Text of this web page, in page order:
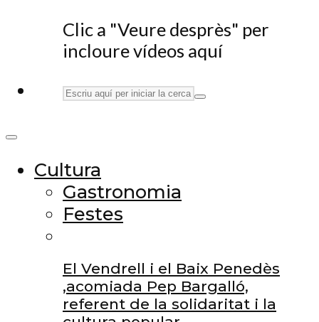
Clic a "Veure desprès" per
incloure vídeos aquí
Cultura
Gastronomia
Festes
El Vendrell i el Baix Penedès
,acomiada Pep Bargalló,
referent de la solidaritat i la